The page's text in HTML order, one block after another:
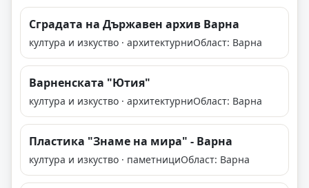
Сградата на Държавен архив Варна
култура и изкуство · архитектурниОбласт: Варна
Варненската "Ютия"
култура и изкуство · архитектурниОбласт: Варна
Пластика "Знаме на мира" - Варна
култура и изкуство · паметнициОбласт: Варна